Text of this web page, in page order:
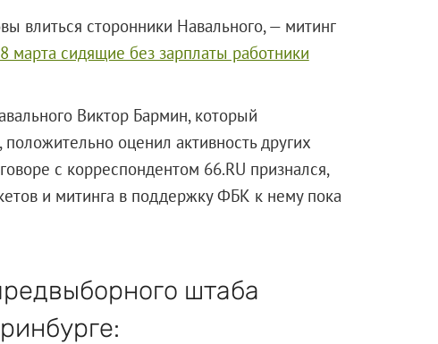
влиться сторонники Навального, — митинг
марта сидящие без зарплаты работники
Виктор Бармин, который
оценил активность других
с корреспондентом 66.RU признался,
и митинга в поддержку ФБК к нему пока
штаба